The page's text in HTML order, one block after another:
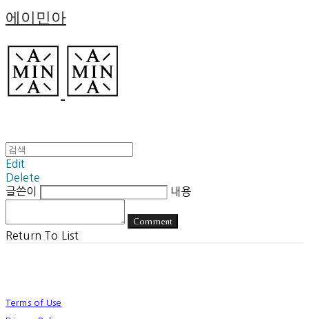
에이민아
Edit
Delete
글쓴이
내용
Comment
Return To List
Terms of Use